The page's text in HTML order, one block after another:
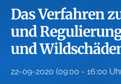
Das Verfahren
und
und
22-09-2020 (09:00 - 16:00